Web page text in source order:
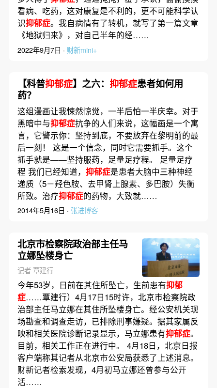
看病、吃药，这对康复是不利的，更不可能科学认
识抑郁症。我自病情有了转机，就写了第一篇文章
《地狱归来》，对自己半年的经……
2022年9月7日 · 财新mini+
【科普抑郁症】之六： 抑郁症患者如何用
药？
这组漫画让我悚然惊觉，一半后怕一半庆幸。对于
黑暗中与抑郁症抗争的人们来说，这幅画是一个寓
言，它警示你：坚持到底，不要放弃在黎明前的最
后一刻！ 这是一个信念，同时它需要抓手。这个
抓手就是——坚持服药，足量足疗程。 足量足疗
程 我们已经知道， 抑郁症是患者大脑中三种神经
递质（5－羟色胺、去甲肾上腺素、多巴胺）失衡
所致。治疗抑郁症的药物，大致就……
2014年5月16日 · 张进博客
北京市检察院政治部主任马
立娜坠楼身亡
记者 覃建行
今年53岁，日前在其住所坠亡，生前患有抑郁
症……覃建行）4月17日15时许，北京市检察院政
治部主任马立娜在其住所坠楼身亡。经公安机关现
场勘查和调查走访，已排除刑事嫌疑。据其家属反
映和相关医院诊断记录显示，马立娜患有抑郁症。
目前，相关工作正在进行中。 4月18日，北京日报
客户端称其记者从北京市公安局获悉了上述消息。
财新记者检索发现，4月初马立娜还曾参与公开
活……